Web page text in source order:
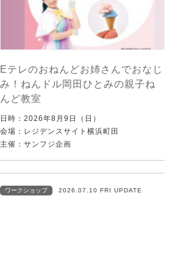
Eテレのおねんどお姉さんでおなじ
み！ねんドル岡田ひとみの親子ね
んど教室
日時：2026年8月9日（日）
会場：レジデンスサイト横浜町田
主催：サンフジ企画
ワークショップ 2026.07.10 FRI UPDATE